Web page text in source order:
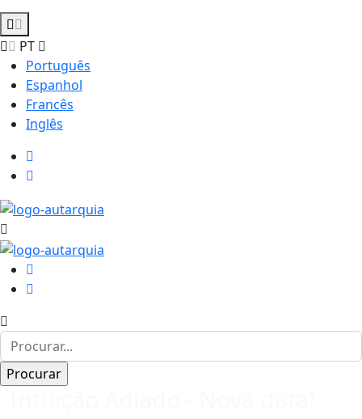
PT
Português
Espanhol
Francês
Inglês